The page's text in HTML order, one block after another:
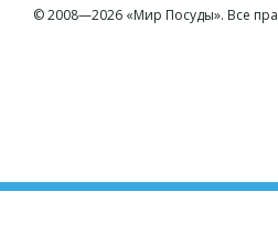
© 2008—2026 «Мир Посуды». Все